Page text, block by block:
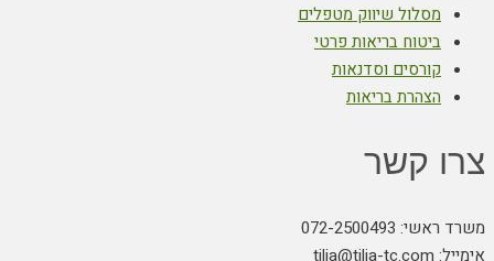
מסלול שיווק מטפלים
ביטוח בריאות פרטי
קורסים וסדנאות
הצהרת בריאות
צרו קשר
משרד ראשי: 072-2500493
אימייל: tilia@tilia-tc.com